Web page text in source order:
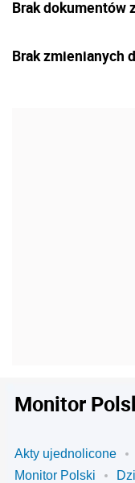
Brak dokumentów
Brak zmienianych
Monitor
Akty ujednolicone
Monitor Polski